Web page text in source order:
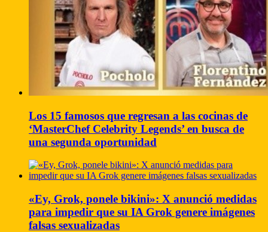
Los 15 famosos que regresan a las cocinas de
‘MasterChef Celebrity Legends’ en busca de
una segunda oportunidad
«Ey, Grok, ponele bikini»: X anunció medidas
para impedir que su IA Grok genere imágenes
falsas sexualizadas